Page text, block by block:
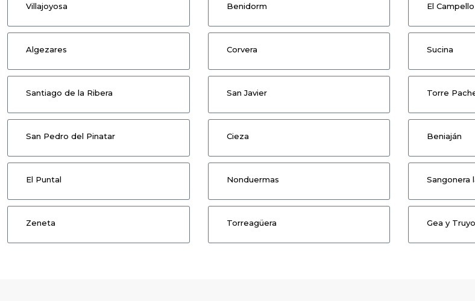
Villajoyosa Benidorm El Campello
Algezares Corvera Sucina
Santiago de la Ribera San Javier Torre
San Pedro del Pinatar Cieza Beniaján
El Puntal Nonduermas Sangonera
Zeneta Torreagüera Gea y